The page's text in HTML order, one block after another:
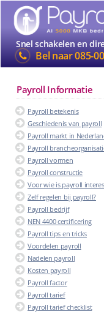
Snel schakelen en
Bel naar085-
Payroll Informatie
Payroll betekenis
Geschiedenis van payroll
Payroll markt in
Payroll
Payroll vormen
Payroll constructie
Voor wie is payroll
Zelf regelen bij payroll?
Payroll bedrijf
NEN 4400 certificering
Payroll tips en tricks
Voordelen payroll
Nadelen payroll
Kosten payroll
Payroll factor
Payroll tarief
Payroll tarief checklist